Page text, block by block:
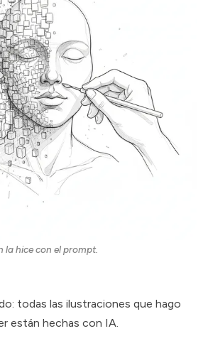
la hice con el prompt.
todas las ilustraciones que hago
están hechas con IA.